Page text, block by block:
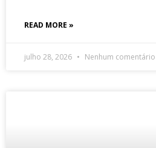
READ MORE »
julho 28, 2026 Nenhum comentário